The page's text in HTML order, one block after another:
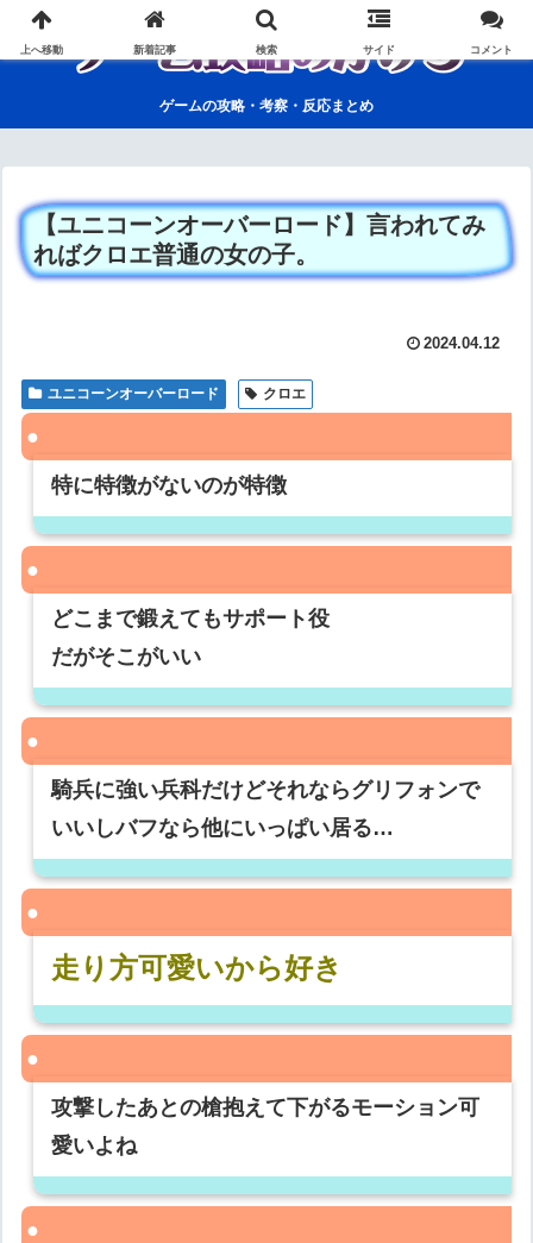
ゲームの攻略・考察・反応まとめ
【ユニコーンオーバーロード】言われてみ
ればクロエ普通の女の子。
2024.04.12
ユニコーンオーバーロード クロエ
特に特徴がないのが特徴
どこまで鍛えてもサポート役
だがそこがいい
騎兵に強い兵科だけどそれならグリフォンで
いいしバフなら他にいっぱい居る…
走り方可愛いから好き
攻撃したあとの槍抱えて下がるモーション可
愛いよね
上へ移動 新着記事 検索 サイド コメント